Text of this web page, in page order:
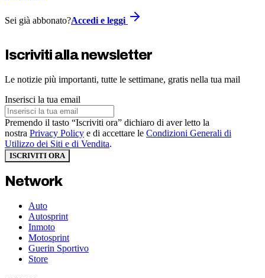
Sei già abbonato?Accedi e leggi
Iscriviti alla newsletter
Le notizie più importanti, tutte le settimane, gratis nella tua mail
Inserisci la tua email
Premendo il tasto “Iscriviti ora” dichiaro di aver letto la
nostra Privacy Policy e di accettare le Condizioni Generali di
Utilizzo dei Siti e di Vendita.
ISCRIVITI ORA
Network
Auto
Autosprint
Inmoto
Motosprint
Guerin Sportivo
Store